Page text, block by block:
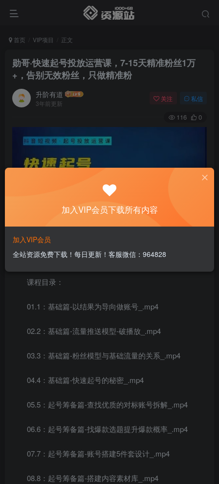
首页 VIP项目 正文
勋哥·快速起号投放运营课，7-15天精准粉丝1万
+，告别无效粉丝，只做精准粉
升阶有道
3年前更新
关注 私信
116 0
课程目录：
01.1：基础篇-以结果为导向做账号_.mp4
02.2：基础篇-流量推送模型-破播放_.mp4
03.3：基础篇-粉丝模型与基础流量的关系_.mp4
04.4：基础篇-快速起号的秘密_.mp4
05.5：起号筹备篇-查找优质的对标账号拆解_.mp4
06.6：起号筹备篇-找爆款选题提升爆款概率_.mp4
07.7：起号筹备篇-账号搭建5件套设计_.mp4
08.8：起号筹备篇-搭建内容素材库_.mp4
加入VIP会员下载所有内容
加入VIP会员
全站资源免费下载！每日更新！客服微信：964828